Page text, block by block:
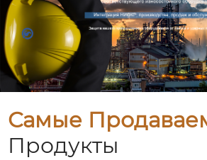
Самые
Продукты